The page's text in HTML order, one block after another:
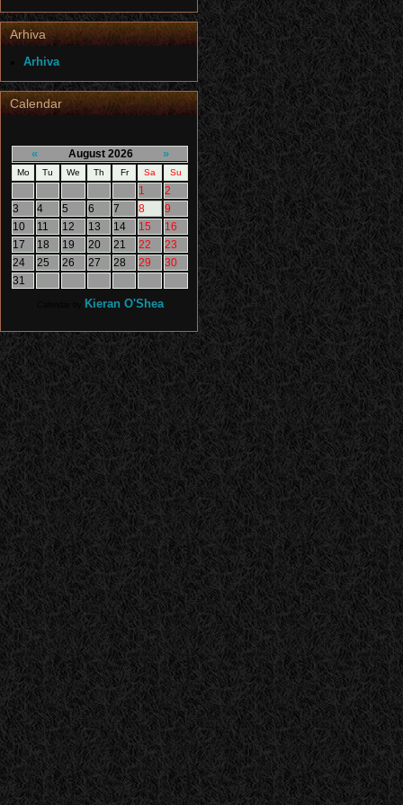
Arhiva
Arhiva
Calendar
« August 2026 »
Mo Tu We Th Fr Sa Su
1
2
3
4 5 6 7 8
9
10
11 12 13 14 15
16
17
18 19 20 21 22
23
24
25 26 27 28 29
30
31
Kieran O'Shea